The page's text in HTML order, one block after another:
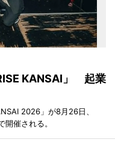
KANSAI」 起業
2026」が8月26日、
開催される。